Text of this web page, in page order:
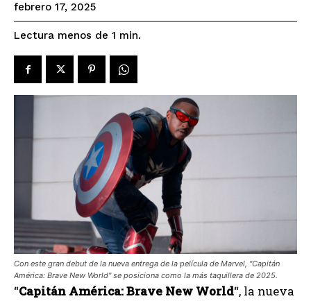
febrero 17, 2025
Lectura menos de 1 min.
Con este gran debut de la nueva entrega de la película de Marvel, "Capitán
América: Brave New World" se posiciona como la más taquillera de 2025.
“Capitán América: Brave New World“, la nueva